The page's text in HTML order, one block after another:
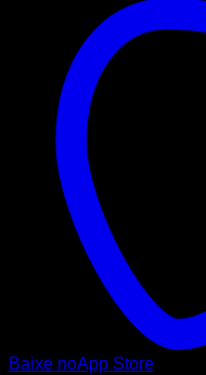
Baixe noApp Store